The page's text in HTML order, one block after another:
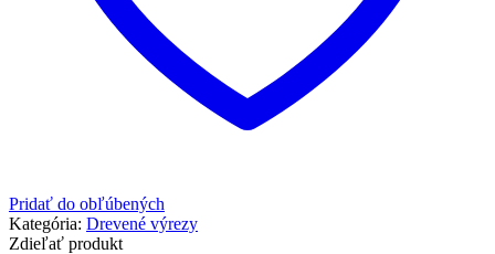
Pridať do obľúbených
Kategória: Drevené výrezy
Zdieľať produkt